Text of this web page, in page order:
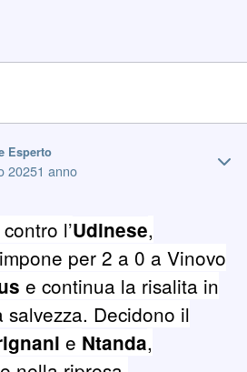
Esperto
20251 anno
l’Udinese,
per 2 a 0 a Vinovo
e continua la risalita in
salvezza. Decidono il
e Ntanda,